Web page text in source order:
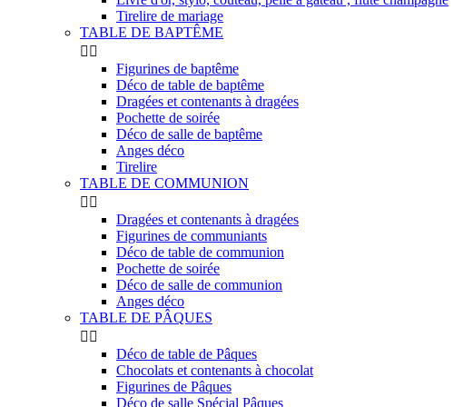
Tirelire de mariage
TABLE DE BAPTÊME
 
Figurines de baptême
Déco de table de baptême
Dragées et contenants à dragées
Pochette de soirée
Déco de salle de baptême
Anges déco
Tirelire
TABLE DE COMMUNION
 
Dragées et contenants à dragées
Figurines de communiants
Déco de table de communion
Pochette de soirée
Déco de salle de communion
Anges déco
TABLE DE PÂQUES
 
Déco de table de Pâques
Chocolats et contenants à chocolat
Figurines de Pâques
Déco de salle Spécial Pâques